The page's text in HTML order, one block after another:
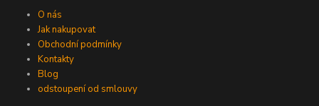
O nás
Jak nakupovat
Obchodní podmínky
Kontakty
Blog
odstoupení od smlouvy